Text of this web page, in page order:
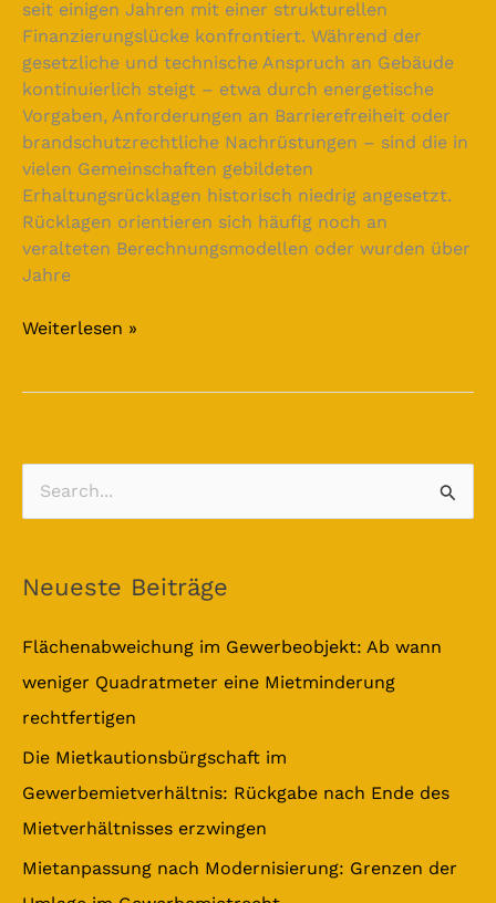
seit einigen Jahren mit einer strukturellen
Finanzierungslücke konfrontiert. Während der
gesetzliche und technische Anspruch an Gebäude
kontinuierlich steigt – etwa durch energetische
Vorgaben, Anforderungen an Barrierefreiheit oder
brandschutzrechtliche Nachrüstungen – sind die in
vielen Gemeinschaften gebildeten
Erhaltungsrücklagen historisch niedrig angesetzt.
Rücklagen orientieren sich häufig noch an
veralteten Berechnungsmodellen oder wurden über
Jahre
Weiterlesen »
h
e
n
Neueste Beiträge
Flächenabweichung im Gewerbeobjekt: Ab wann
weniger Quadratmeter eine Mietminderung
rechtfertigen
Die Mietkautionsbürgschaft im
Gewerbemietverhältnis: Rückgabe nach Ende des
Mietverhältnisses erzwingen
Mietanpassung nach Modernisierung: Grenzen der